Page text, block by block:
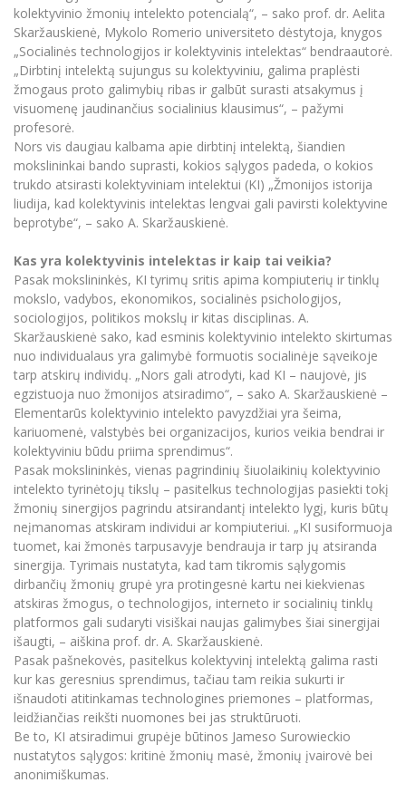
Universiteto teatras
MRU pop vokalinis ansamblis (vadovas Artūras
Novikas)
MRU merginų choras
Neformaliuoju ir (ar) savišvietos būdu įgytų
kompetencijų vertinimas ir pripažinimas
Studijų organizavimas
Erasmus+ mobilumas praktikoms (SMP)
Kitos galimybės
Partnerystės
Azijos centras
Vilniaus Karaliaus Sedžiongo institutas
Frankofoniškų šalių studijų centras
Emocinė gerovė
Mokslo laboratorijos
Žmogaus, aplinkos ir technologijų (HET)
Doktorantūra
Akademinė leidyba
Mokymų LAB
Kasmetiniai mokslo renginiai
Veiklos dokumentai
Akademinė etika
Darbas MRU
Universiteto simbolika
Atributika
Naujienos
Tarptautiškumas
Studentams
Studentams
Darbuotojams
Partnerystės
Azijos centras
Vilniaus Karaliaus Sedžiongo institutas
Frankofoniškų šalių studijų centras
Darbuotojams
Partnerystės
Azijos centras
Vilniaus Karaliaus Sedžiongo institutas
Frankofoniškų šalių studijų centras
Darnus vystymasis
Privatumo politika
Negalia ir individualieji poreikiai
Viešai skelbiama informacija
Parama Ukrainai
Civilinė sauga
Korupcijos prevencija
Sūduvos akademija
Tinklalaidės
Bakalauro studijos
Magistrantūros studijos
Vadovų MBA
Teisės LL.M.
Papildomosios studijos
Pedagogų rengimas
Profesinės bakalauro studijos
Personalo valdymo centras
Privačių interesų deklaravimas
Informacija naujiems darbuotojams
Studijų Moodle (studijų vykdymui)
Darbuotojų Moodle (kompetencijų tobulinimui)
Studijų tvarkaraštis
Informacinė sistema "Studijos"
Darbuotojų elektroninis paštas
Daugiafaktorinė autentifikacija universiteto
darbuotojams (MFA)
Mokslininkų profiliai "CRIS"
Bendruomenės gerovė
Darbuotojų kvalifikacijos kėlimas
MRU norminių teisės aktų duomenų bazė
Intranetas
eDVS
Microsoft Office 365
MRU mobilios programėlės
Pagalbos sistema
Profesinė sąjunga
Kontaktų paieška
kolektyvinio žmonių intelekto potencialą“, – sako prof. dr. Aelita
Skaržauskienė, Mykolo Romerio universiteto dėstytoja, knygos
„Socialinės technologijos ir kolektyvinis intelektas“ bendraautorė.
„Dirbtinį intelektą sujungus su kolektyviniu, galima praplėsti
žmogaus proto galimybių ribas ir galbūt surasti atsakymus į
visuomenę jaudinančius socialinius klausimus“, – pažymi
profesorė.
Nors vis daugiau kalbama apie dirbtinį intelektą, šiandien
mokslininkai bando suprasti, kokios sąlygos padeda, o kokios
trukdo atsirasti kolektyviniam intelektui (KI) „Žmonijos istorija
liudija, kad kolektyvinis intelektas lengvai gali pavirsti kolektyvine
beprotybe“, – sako A. Skaržauskienė.
Kas yra kolektyvinis intelektas ir kaip tai veikia?
Pasak mokslininkės, KI tyrimų sritis apima kompiuterių ir tinklų
mokslo, vadybos, ekonomikos, socialinės psichologijos,
sociologijos, politikos mokslų ir kitas disciplinas. A.
Skaržauskienė sako, kad esminis kolektyvinio intelekto skirtumas
nuo individualaus yra galimybė formuotis socialinėje sąveikoje
tarp atskirų individų. „Nors gali atrodyti, kad KI – naujovė, jis
egzistuoja nuo žmonijos atsiradimo“, – sako A. Skaržauskienė –
Elementarūs kolektyvinio intelekto pavyzdžiai yra šeima,
kariuomenė, valstybės bei organizacijos, kurios veikia bendrai ir
kolektyviniu būdu priima sprendimus“.
Pasak mokslininkės, vienas pagrindinių šiuolaikinių kolektyvinio
intelekto tyrinėtojų tikslų – pasitelkus technologijas pasiekti tokį
žmonių sinergijos pagrindu atsirandantį intelekto lygį, kuris būtų
neįmanomas atskiram individui ar kompiuteriui. „KI susiformuoja
tuomet, kai žmonės tarpusavyje bendrauja ir tarp jų atsiranda
sinergija. Tyrimais nustatyta, kad tam tikromis sąlygomis
dirbančių žmonių grupė yra protingesnė kartu nei kiekvienas
atskiras žmogus, o technologijos, interneto ir socialinių tinklų
platformos gali sudaryti visiškai naujas galimybes šiai sinergijai
išaugti, – aiškina prof. dr. A. Skaržauskienė.
Pasak pašnekovės, pasitelkus kolektyvinį intelektą galima rasti
kur kas geresnius sprendimus, tačiau tam reikia sukurti ir
išnaudoti atitinkamas technologines priemones – platformas,
leidžiančias reikšti nuomones bei jas struktūruoti.
Be to, KI atsiradimui grupėje būtinos Jameso Surowieckio
nustatytos sąlygos: kritinė žmonių masė, žmonių įvairovė bei
anonimiškumas.